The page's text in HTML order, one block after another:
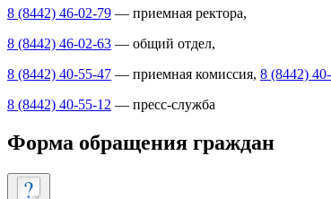
8 (8442) 46-02-79 — приемная ректора,
8 (8442) 46-02-63 — общий отдел,
8 (8442) 40-55-47 — приемная комиссия, 8 (8442)
8 (8442) 40-55-12 — пресс-служба
Форма обращения граждан